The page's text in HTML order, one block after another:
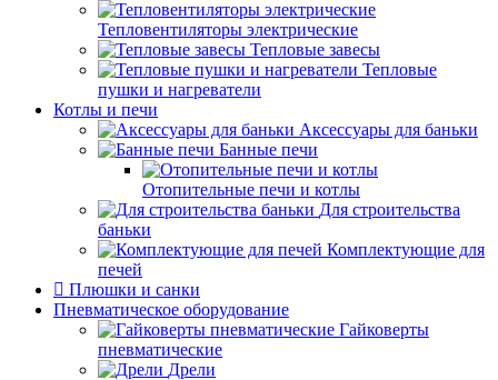
Тепловентиляторы электрические
Тепловые завесы
Тепловые
пушки и нагреватели
Котлы и печи
Аксессуары для баньки
Банные печи
Отопительные печи и котлы
Для строительства
баньки
Комплектующие для
печей
Плюшки и санки
Пневматическое оборудование
Гайковерты
пневматические
Дрели